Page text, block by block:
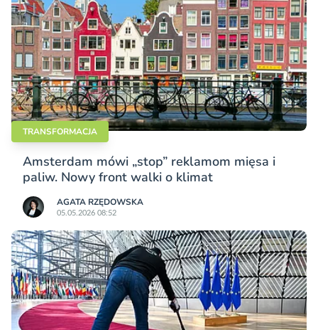
TRANSFORMACJA
Amsterdam mówi „stop” reklamom mięsa i
paliw. Nowy front walki o klimat
AGATA RZĘDOWSKA
05.05.2026 08:52